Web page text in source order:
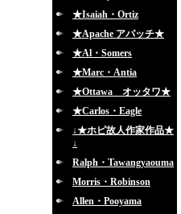
★Isaiah・Ortiz
★Apache アパッチ★
★Al・Somers
★Marc・Antia
★Ottawa オッタワ★
★Carlos・Eagle
↓★ホピ故人作家作品★
↓
Ralph・Tawangyaouma
Morris・Robinson
Allen・Pooyama